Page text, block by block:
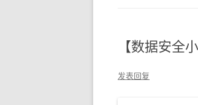
【数据安全
发表回复